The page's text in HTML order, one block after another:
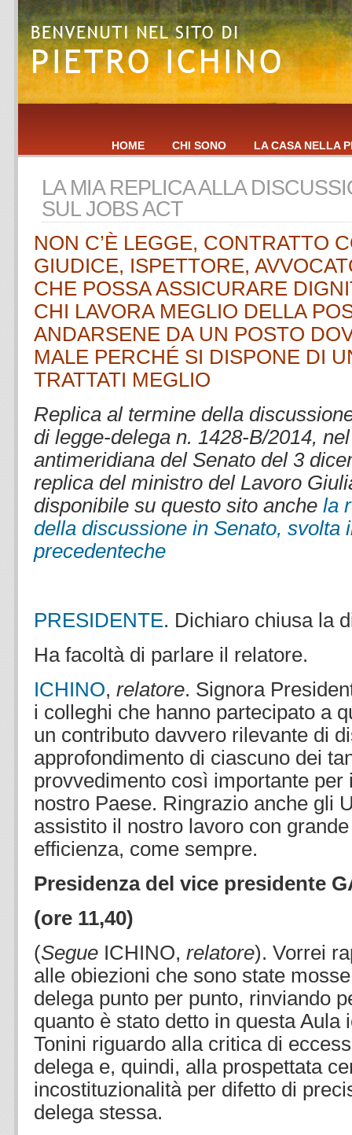
HOME CHI SONO LA CASA NELLA
LA MIA REPLICA ALLA
SUL JOBS ACT
NON C’È LEGGE, CONTRATTO
GIUDICE, ISPETTORE,
CHE POSSA ASSICURARE
CHI LAVORA MEGLIO DELLA
ANDARSENE DA UN POSTO
MALE PERCHÉ SI DISPONE DI
TRATTATI MEGLIO
Replica al termine della
di legge-delega n. 1428-B/2014,
antimeridiana del Senato del 3
replica del ministro del Lavoro
disponibile su questo sito anche la
della discussione in Senato, svolta
precedenteche
PRESIDENTE. Dichiaro chiusa la
Ha facoltà di parlare il relatore.
ICHINO, relatore. Signora
i colleghi che hanno partecipato a
un contributo davvero rilevante di
approfondimento di ciascuno dei
provvedimento così importante
nostro Paese. Ringrazio anche gli
assistito il nostro lavoro con
efficienza, come sempre.
Presidenza del vice presidente
(ore 11,40)
(Segue ICHINO, relatore). Vorrei
alle obiezioni che sono state
delega punto per punto, rinviando
quanto è stato detto in questa Aula
Tonini riguardo alla critica di
delega e, quindi, alla prospettata
incostituzionalità per difetto di
delega stessa.